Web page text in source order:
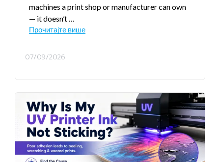
machines a print shop or manufacturer can own
— it doesn’t…
Прочитајте више
07/09/2026